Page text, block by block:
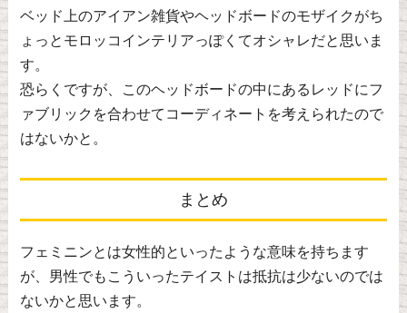
ベッド上のアイアン雑貨やヘッドボードのモザイクがち
ょっとモロッコインテリアっぽくてオシャレだと思いま
す。
恐らくですが、このヘッドボードの中にあるレッドにフ
ァブリックを合わせてコーディネートを考えられたので
はないかと。
まとめ
フェミニンとは女性的といったような意味を持ちます
が、男性でもこういったテイストは抵抗は少ないのでは
ないかと思います。